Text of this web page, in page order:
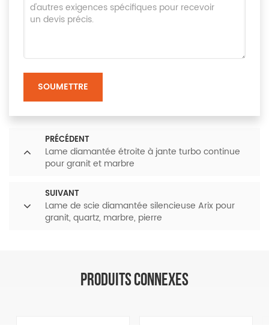
SOUMETTRE
PRÉCÉDENT
Lame diamantée étroite à jante turbo continue
pour granit et marbre
SUIVANT
Lame de scie diamantée silencieuse Arix pour
granit, quartz, marbre, pierre
PRODUITS CONNEXES